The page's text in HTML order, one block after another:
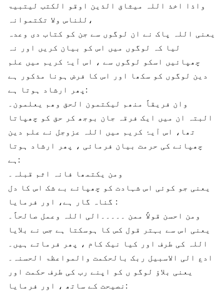
واذا اخذ اللہ میثاق الذین اوقو الکتب لیتبیۃ
للناس ولا تکتموانہ،
یعنی اللہ پاک نے ان لوگوں سے جن کو کتاب دی وعدہ
لیا کہ لوگوں میں اس کو بیان کریں اور نہ
چھپائیں اسکو لوگوں سے ، اس آیۂ کریم میں علم
دین لوگوں کو سکھا اور اس کا فرض ہونا مذکور ہے
پھر ارشاد ہوتا ہے:
وان فریقاً منھم لیکتمون الحق وھم یعلمون۔
البتہ ان میں ایک فرقہ جان بوجھ کر حق کو چھپاتا
تھا، اس آیۂ کریم میں اللہ عزوجل نے علم دین
چھپانے کی حرمت بیان فرمائی ، پھر ارشاد ہوتا
ہے:
ومن یکتمھا فانہ اثم قبلہ۔
یعنی جو کوئی اس شہادت کو چھپائے بے شک اس کا دل
گناہ گار ہے، اور فرمایا :
ومن احسن قولاً ممن ۔۔۔۔۔الی اللہ وعمل صالحاً۔
یعنی اس سے بہتر قول کس کا ہوسکتا ہے جس نے بلایا
اللہ کی طرف اور کیا نیک کام ، پھر فرماتے ہیں۔
ادع الی الاسبیل ربک بالحکمت والمواعظۃ الحسنہ۔
یعنی بلاؤ لوگو ں کو اپنے رب کی طرف حکمت اور
نصیحت کے ساتھ ، اور فرمایا: